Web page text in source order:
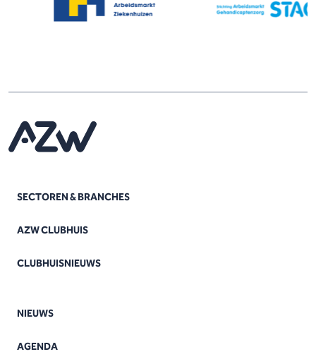
SECTOREN & BRANCHES
AZW CLUBHUIS
CLUBHUISNIEUWS
NIEUWS
AGENDA